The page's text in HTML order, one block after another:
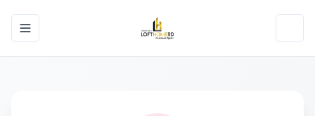
Toggle navigation menu